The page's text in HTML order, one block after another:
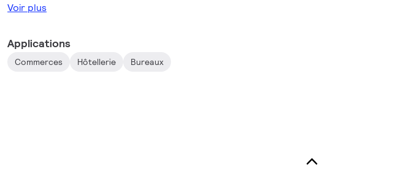
Voir plus
Applications
Commerces Hôtellerie Bureaux